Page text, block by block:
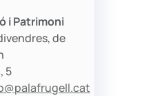
i Patrimoni
de
5